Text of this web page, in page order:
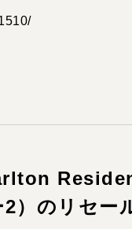
）のリセー